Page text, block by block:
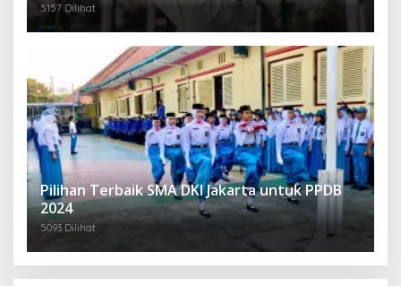
5157 Dilihat
Pilihan Terbaik SMA DKI Jakarta untuk PPDB
2024
5093 Dilihat